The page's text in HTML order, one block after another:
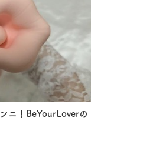
ニ！BeYourLoverの